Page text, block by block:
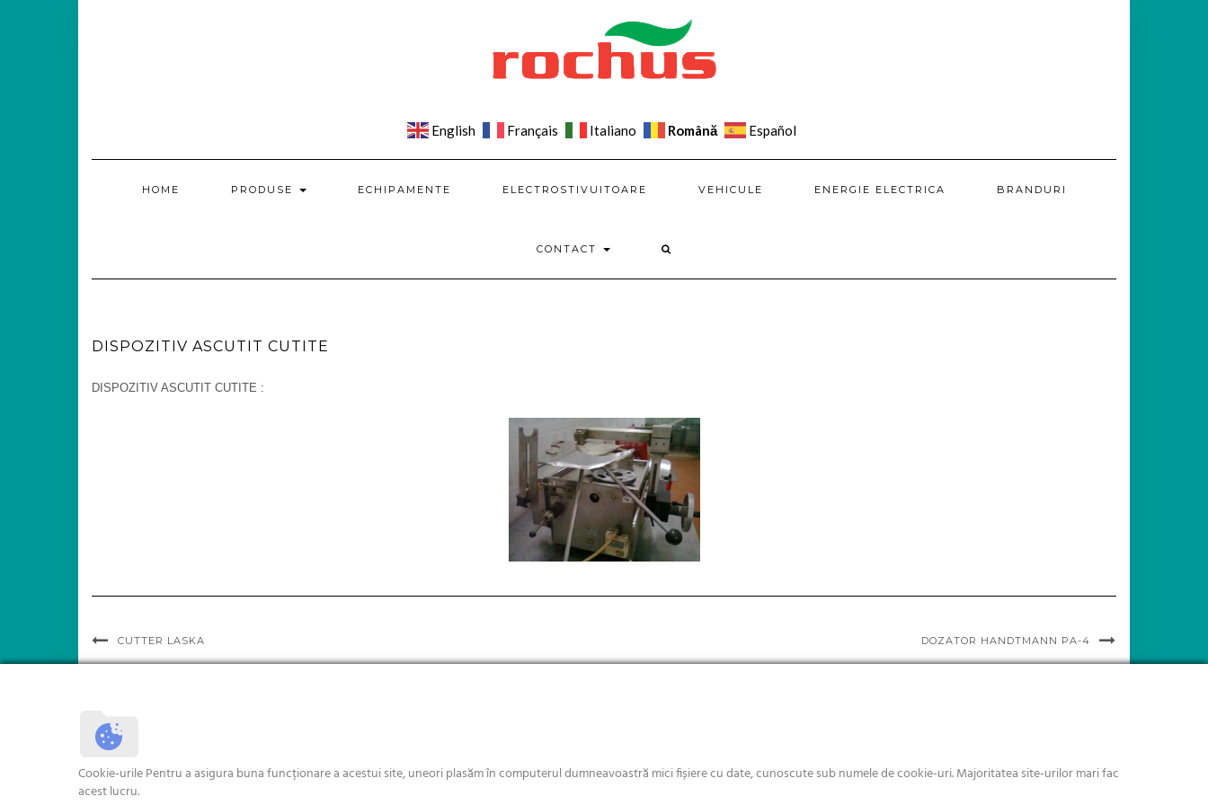
English Français Italiano Română Español
HOME PRODUSE ECHIPAMENTE ELECTROSTIVUITOARE VEHICULE ENERGIE ELECTRICA BRANDURI
CONTACT
DISPOZITIV ASCUTIT CUTITE
DISPOZITIV ASCUTIT CUTITE :
CUTTER LASKA DOZATOR HANDTMANN PA-4
Copyright © 2018 Rochus
Cookie-urile Pentru a asigura buna funcționare a acestui site, uneori plasăm în computerul dumneavoastră mici fișiere cu date, cunoscute sub numele de cookie-uri. Majoritatea site-urilor mari fac
acest lucru.